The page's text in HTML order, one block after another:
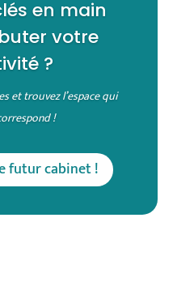
en main
votre
?
et trouvez l’espace qui
!
futur cabinet !